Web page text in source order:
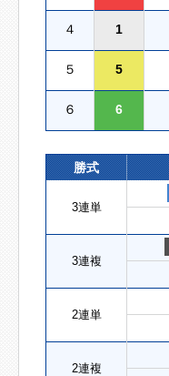
４ 1
５ 5
６ 6
勝式
3連単
3連複
2連単
2連複